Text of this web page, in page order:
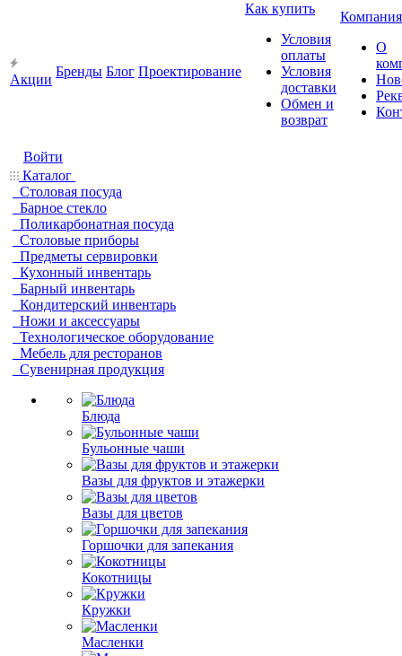
Акции
Бренды Блог Проектирование
Как купить
Условия
оплаты
Условия
доставки
Обмен и
возврат
Компания
О
Войти
Каталог
Столовая посуда
Барное стекло
Поликарбонатная посуда
Столовые приборы
Предметы сервировки
Кухонный инвентарь
Барный инвентарь
Кондитерский инвентарь
Ножи и аксессуары
Технологическое оборудование
Мебель для ресторанов
Сувенирная продукция
Блюда
Бульонные чаши
Вазы для фруктов и этажерки
Вазы для цветов
Горшочки для запекания
Кокотницы
Кружки
Масленки